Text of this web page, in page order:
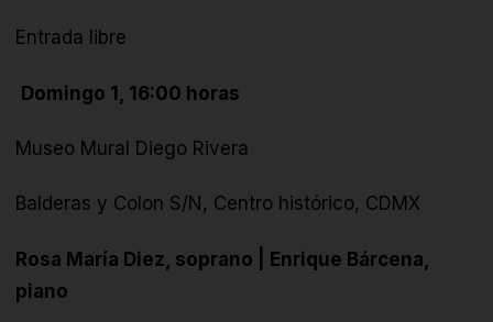
Entrada libre
Domingo 1, 16:00 horas
Museo Mural Diego Rivera
Balderas y Colon S/N, Centro histórico, CDMX
Rosa María Diez, soprano | Enrique Bárcena,
piano